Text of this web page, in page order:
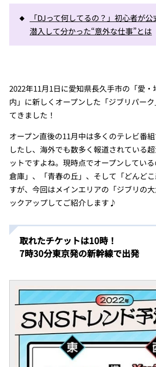
「DJって何してるの？」初心者が
潜入して分かった“意外な仕事”とは
2022年11月1日に愛知県長久手市の「愛・
内」に新しくオープンした「ジブリパー
てきました！
オープン直後の11月中は多くのテレビ番
したし、海外でも数多く報道されている
ットですよね。現時点でオープンしてい
倉庫」、「青春の丘」、そして「どんど
すが、今回はメインエリアの「ジブリの
ックアップしてご紹介します♪
取れたチケットは10時！
7時30分東京発の新幹線で出発